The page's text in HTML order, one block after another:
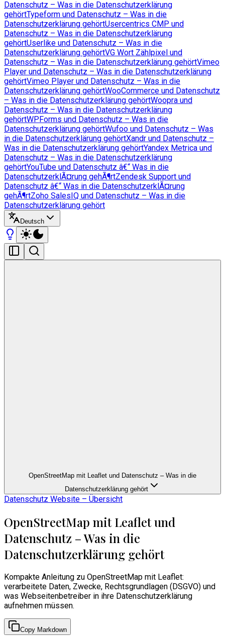
Datenschutz – Was in die Datenschutzerklärung
gehörtTypeform und Datenschutz – Was in die
Datenschutzerklärung gehörtUsercentrics CMP und
Datenschutz – Was in die Datenschutzerklärung
gehörtUserlike und Datenschutz – Was in die
Datenschutzerklärung gehörtVG Wort Zählpixel und
Datenschutz – Was in die Datenschutzerklärung gehörtVimeo
Player und Datenschutz – Was in die Datenschutzerklärung
gehörtVimeo Player und Datenschutz – Was in die
Datenschutzerklärung gehörtWooCommerce und Datenschutz
– Was in die Datenschutzerklärung gehörtWoopra und
Datenschutz – Was in die Datenschutzerklärung
gehörtWPForms und Datenschutz – Was in die
Datenschutzerklärung gehörtWufoo und Datenschutz – Was
in die Datenschutzerklärung gehörtXandr und Datenschutz –
Was in die Datenschutzerklärung gehörtYandex Metrica und
Datenschutz – Was in die Datenschutzerklärung
gehörtYouTube und Datenschutz â€“ Was in die
DatenschutzerklÃ¤rung gehÃ¶rtZendesk Support und
Datenschutz â€“ Was in die DatenschutzerklÃ¤rung
gehÃ¶rtZoho SalesIQ und Datenschutz – Was in die
Datenschutzerklärung gehört
Deutsch
OpenStreetMap mit Leaflet und Datenschutz – Was in die
Datenschutzerklärung gehört
Datenschutz Website – Übersicht
OpenStreetMap mit Leaflet und
Datenschutz – Was in die
Datenschutzerklärung gehört
Kompakte Anleitung zu OpenStreetMap mit Leaflet:
verarbeitete Daten, Zwecke, Rechtsgrundlagen (DSGVO) und
was Webseitenbetreiber in ihre Datenschutzerklärung
aufnehmen müssen.
Copy Markdown